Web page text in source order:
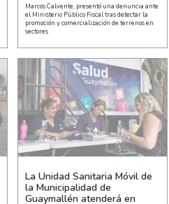
Marcos Calvente, presentó una denuncia ante
el Ministerio Público Fiscal tras detectar la
promoción y comercialización de terrenos en
sectores
La Unidad Sanitaria Móvil de
la Municipalidad de
Guaymallén atenderá en